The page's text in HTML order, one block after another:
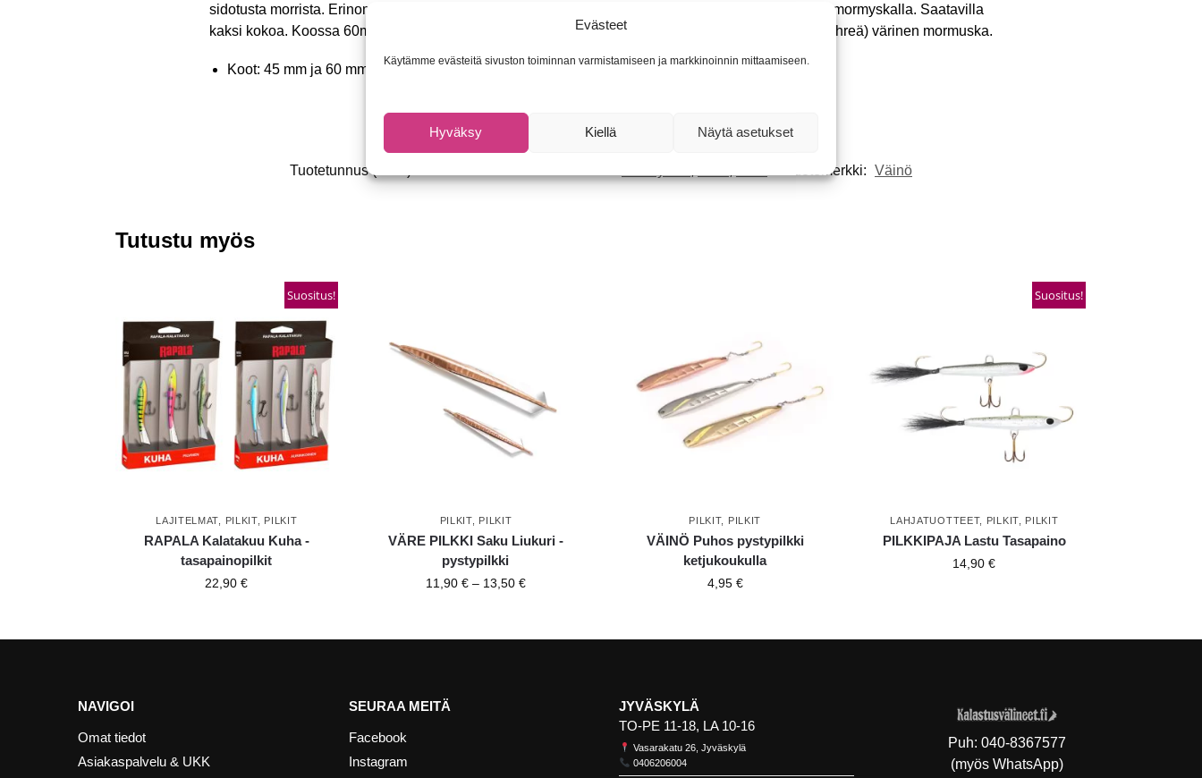
Evästeet
Käytämme evästeitä sivuston toiminnan varmistamiseen ja markkinoinnin mittaamiseen.
Hyväksy Kiellä Näytä asetukset
sidotusta morrista. Erinomainen pilkki ahvenelle sekä muille petokaloille. Varustettu perukkeella ja mormyskalla. Saatavilla
kaksi kokoa. Koossa 60mm punainen mormuska ja koossa 45mm papukaija (keltainen-punainen-vihreä) värinen mormuska.
Koot: 45 mm ja 60 mm
Tuotetunnus (SKU): Tuotemerkki: Väinö
Tutustu myös
Suositus!
LAJITELMAT PILKIT, PILKIT
RAPALA Kalatakuu Kuha -
tasapainopilkit
22,90€
PILKIT, PILKIT
VÄRE PILKKI Saku Liukuri -
pystypilkki
11,90 € – 13,50 €
PILKIT, PILKIT
VÄINÖ Puhos pystypilkki
ketjukoukulla
4,95 €
Suositus!
LAHJATUOTTEET, PILKIT, PILKIT
PILKKIPAJA Lastu Tasapaino
14,90€
NAVIGOI
Omat tiedot
Asiakaspalvelu & UKK
SEURAA MEITÄ
Facebook
Instagram
JYVÄSKYLÄ
TO-PE 11-18, LA 10-16
Vasarakatu 26, Jyväskylä
0406206004
Puh: 040-8367577
(myös WhatsApp)